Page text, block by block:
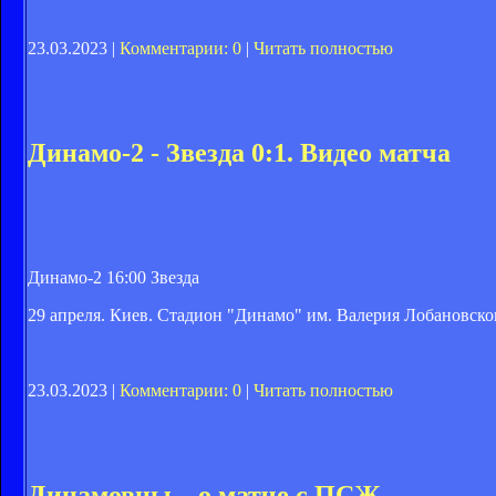
23.03.2023 | Комментарии: 0 | Читать полностью
Динамо-2 - Звезда 0:1. Видео матча
Динамо-2 16:00 Звезда
29 апреля. Киев. Стадион "Динамо" им. Валерия
23.03.2023 | Комментарии: 0 | Читать полностью